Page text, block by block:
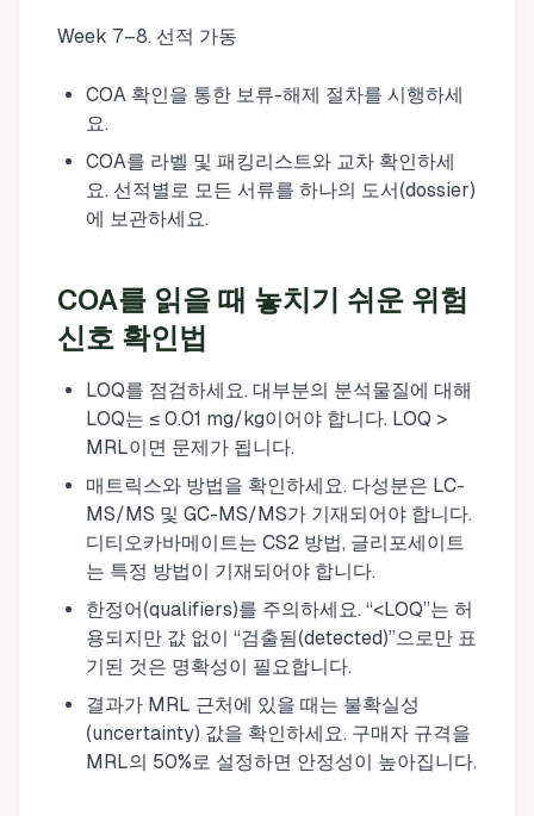
Week 7–8. 선적 가동
COA 확인을 통한 보류-해제 절차를 시행하세
요.
COA를 라벨 및 패킹리스트와 교차 확인하세
요. 선적별로 모든 서류를 하나의 도서(dossier)
에 보관하세요.
COA를 읽을 때 놓치기 쉬운 위험
신호 확인법
LOQ를 점검하세요. 대부분의 분석물질에 대해
LOQ는 ≤ 0.01 mg/kg이어야 합니다. LOQ >
MRL이면 문제가 됩니다.
매트릭스와 방법을 확인하세요. 다성분은 LC-
MS/MS 및 GC-MS/MS가 기재되어야 합니다.
디티오카바메이트는 CS2 방법, 글리포세이트
는 특정 방법이 기재되어야 합니다.
한정어(qualifiers)를 주의하세요. “<LOQ”는 허
용되지만 값 없이 “검출됨(detected)”으로만 표
기된 것은 명확성이 필요합니다.
결과가 MRL 근처에 있을 때는 불확실성
(uncertainty) 값을 확인하세요. 구매자 규격을
MRL의 50%로 설정하면 안정성이 높아집니다.